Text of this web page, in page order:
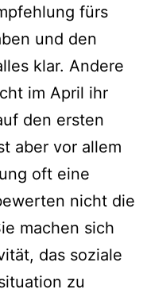
fürs
und den
klar. Andere
im April ihr
den ersten
aber vor allem
oft eine
nicht die
machen sich
das soziale
zu